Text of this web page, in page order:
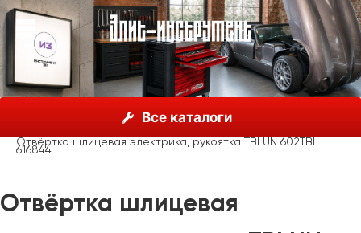
Все каталоги
Unior, Словения
Отвёртки шлицевые
Отвёртка шлицевая электрика, рукоятка TBI UN 602TBI
616844
Отвёртка шлицевая